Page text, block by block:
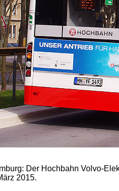
Der Hochbahn Volvo-
2015.